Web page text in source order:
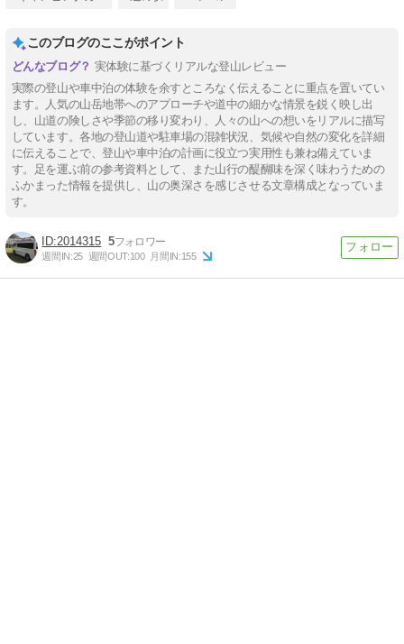
このブログのここがポイント
実体験に基づくリアルな登山レビュー
実際の登山や車中泊の体験を余すところなく伝えることに重点を置いてい
ます。人気の山岳地帯へのアプローチや道中の細かな情景を鋭く映し出
し、山道の険しさや季節の移り変わり、人々の山への想いをリアルに描写
しています。各地の登山道や駐車場の混雑状況、気候や自然の変化を詳細
に伝えることで、登山や車中泊の計画に役立つ実用性も兼ね備えていま
す。足を運ぶ前の参考資料として、また山行の醍醐味を深く味わうための
ふかまった情報を提供し、山の奥深さを感じさせる文章構成となっていま
す。
2014315 5
週間IN:25 週間OUT:100 月間IN:155